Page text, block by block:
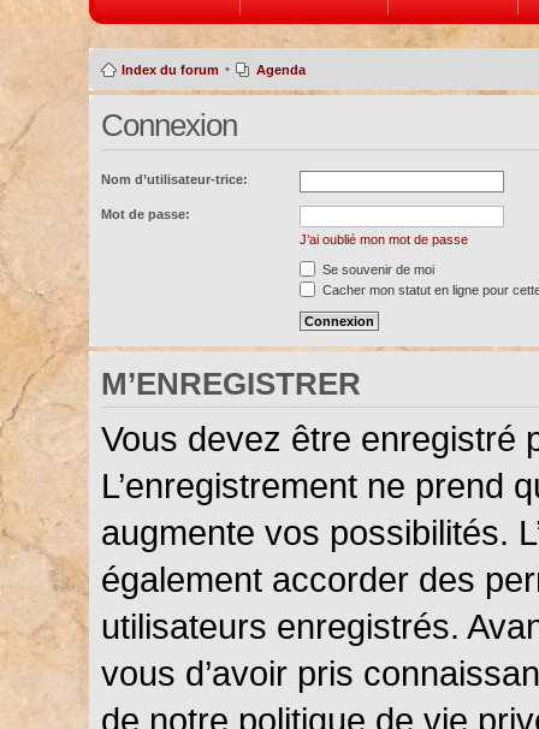
Index du forum • Agenda
Connexion
Nom d’utilisateur-trice:
Mot de passe:
J’ai oublié mon mot de passe
Se souvenir de moi
Cacher mon statut en ligne pour
M’ENREGISTRER
Vous devez être enregistré
L’enregistrement ne prend
augmente vos possibilités.
également accorder des
utilisateurs enregistrés.
vous d’avoir pris
de notre politique de vie